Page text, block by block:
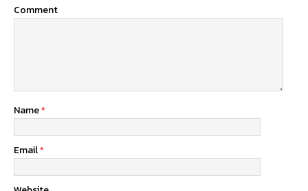
Comment
Name*
Email*